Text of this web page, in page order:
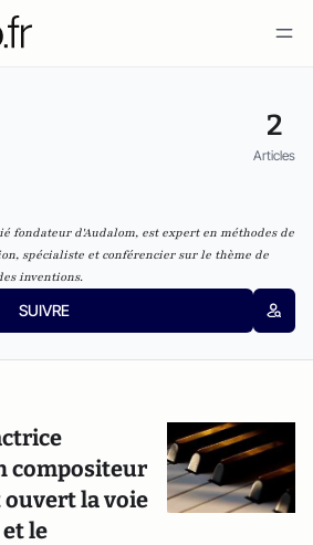
2
Articles
fondateur d'Audalom, est expert en méthodes de
spécialiste et conférencier sur le thème de
inventions.
SUIVRE
compositeur
la voie
et le